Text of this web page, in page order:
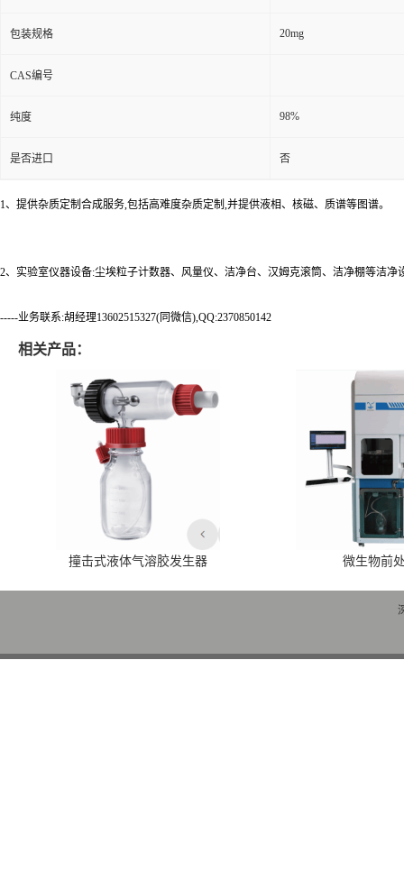
包装规格 20mg
CAS编号
纯度 98%
是否进口 否
1、提供杂质定制合成服务,包括高难度杂质定制,并提供液相、核磁、质谱等图谱。
2、实验室仪器设备:尘埃粒子计数器、风量仪、洁净台、汉姆克滚筒、洁净棚等洁
-----业务联系:胡经理13602515327(同微信),QQ:2370850142
相关产品：
撞击式液体气溶胶发生器 微生物前